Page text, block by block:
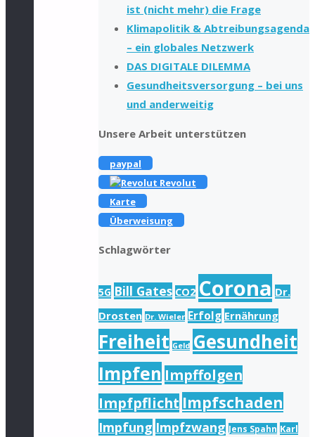
ist (nicht mehr) die Frage
Klimapolitik & Abtreibungsagenda
– ein globales Netzwerk
DAS DIGITALE DILEMMA
Gesundheitsversorgung – bei uns
und anderweitig
Unsere Arbeit unterstützen
paypal
Revolut
Karte
Überweisung
Schlagwörter
5G Bill Gates CO2 Corona Dr.
Drosten Dr. Wieler Erfolg Ernährung
Freiheit Geld Gesundheit
Impfen Impffolgen
Impfpflicht Impfschaden
Impfung Impfzwang Jens Spahn Karl